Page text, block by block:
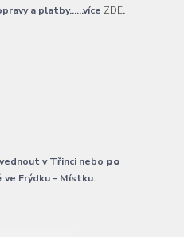
a platby......více ZDE.
v Třinci nebo po
ve Frýdku - Místku.